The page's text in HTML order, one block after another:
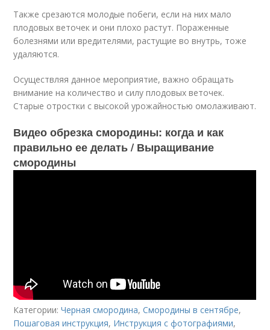
Также срезаются молодые побеги, если на них мало
плодовых веточек и они плохо растут. Пораженные
болезнями или вредителями, растущие во внутрь, тоже
удаляются.
Осуществляя данное мероприятие, важно обращать
внимание на количество и силу плодовых веточек.
Старые отростки с высокой урожайностью омолаживают.
Видео обрезка смородины: когда и как
правильно ее делать / Выращивание
смородины
Категории:Черная смородина,Смородины в сентябре,
Пошаговая инструкция, Инструкция с фотографиями,